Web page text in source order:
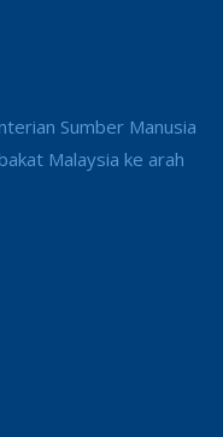
Sumber Manusia
Malaysia ke arah